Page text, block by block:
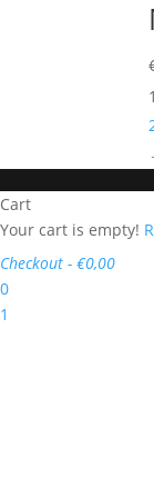
1
Cart
Your cart is empty!
Checkout - €0,00
0
1